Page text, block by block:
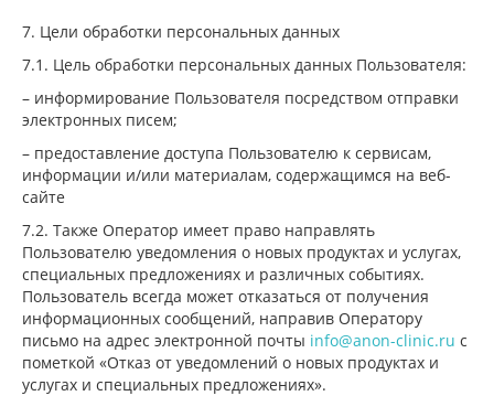
7. Цели обработки персональных данных
7.1. Цель обработки персональных данных Пользователя:
– информирование Пользователя посредством отправки
электронных писем;
– предоставление доступа Пользователю к сервисам,
информации и/или материалам, содержащимся на веб-
сайте
7.2. Также Оператор имеет право направлять
Пользователю уведомления о новых продуктах и услугах,
специальных предложениях и различных событиях.
Пользователь всегда может отказаться от получения
информационных сообщений, направив Оператору
письмо на адрес электронной почты info@anon-clinic.ru с
пометкой «Отказ от уведомлений о новых продуктах и
услугах и специальных предложениях».